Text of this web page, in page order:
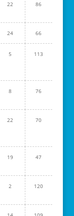
22 86
24 66
5 113
8 76
22 70
19 47
2 120